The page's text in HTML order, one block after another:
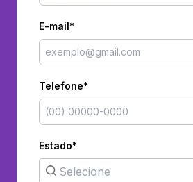
E-mail*
Telefone*
Estado*